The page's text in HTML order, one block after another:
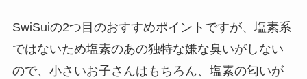
SwiSuiの2つ目のおすすめポイントですが、塩素系
ではないため塩素のあの独特な嫌な臭いがしない
ので、小さいお子さんはもちろん、塩素の匂いが